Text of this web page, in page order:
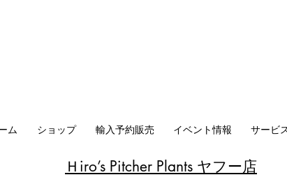
ム ショップ 輸入予約販売 イベント情報 サービ
​Ｈiro’s Pitcher Plants ヤフー店